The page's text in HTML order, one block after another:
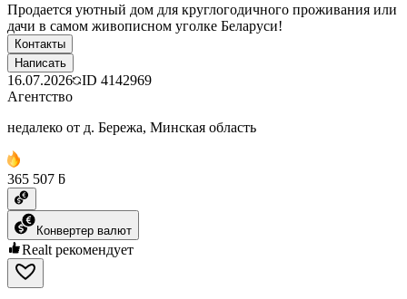
Продается уютный дом для круглогодичного проживания или
дачи в самом живописном уголке Беларуси!
Контакты
Написать
16.07.2026 ID 4142969
Агентство
недалеко от д. Бережа, Минская область
365 507 ƃ
Конвертер валют
Realt рекомендует